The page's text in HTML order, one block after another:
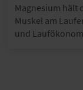
Magnesium hält
Muskel am
und